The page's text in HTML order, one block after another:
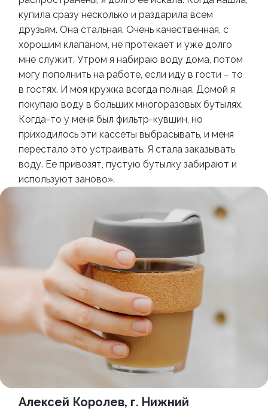
купила сразу несколько и раздарила всем
друзьям. Она стальная. Очень качественная, с
хорошим клапаном, не протекает и уже долго
мне служит. Утром я набираю воду дома, потом
могу пополнить на работе, если иду в гости – то
в гостях. И моя кружка всегда полная. Домой я
покупаю воду в больших многоразовых бутылях.
Когда-то у меня был фильтр-кувшин, но
приходилось эти кассеты выбрасывать, и меня
перестало это устраивать. Я стала заказывать
воду. Ее привозят, пустую бутылку забирают и
используют заново».
Алексей Королев, г. Нижний